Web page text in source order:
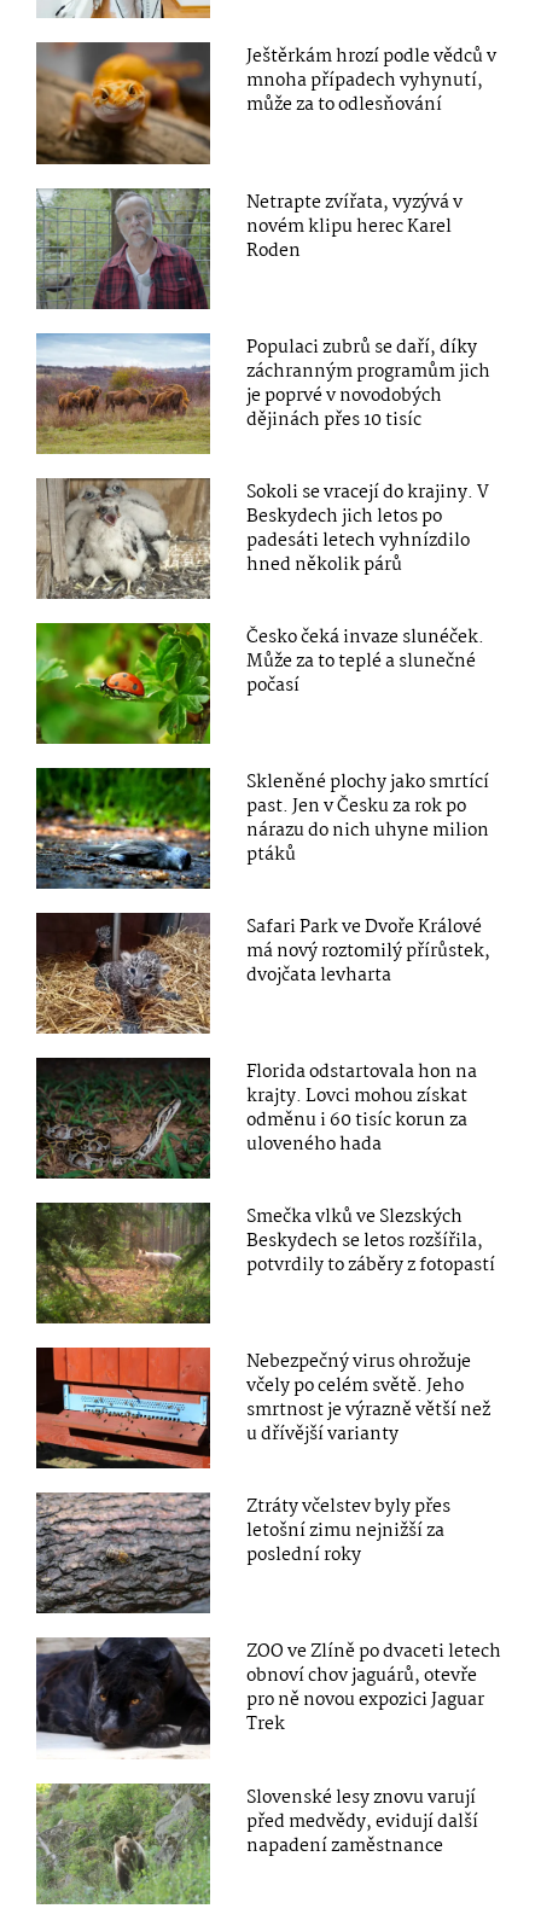
Ještěrkám hrozí podle vědců v
mnoha případech vyhynutí,
může za to odlesňování
Netrapte zvířata, vyzývá v
novém klipu herec Karel
Roden
Populaci zubrů se daří, díky
záchranným programům jich
je poprvé v novodobých
dějinách přes 10 tisíc
Sokoli se vracejí do krajiny. V
Beskydech jich letos po
padesáti letech vyhnízdilo
hned několik párů
Česko čeká invaze slunéček.
Může za to teplé a slunečné
počasí
Skleněné plochy jako smrtící
past. Jen v Česku za rok po
nárazu do nich uhyne milion
ptáků
Safari Park ve Dvoře Králové
má nový roztomilý přírůstek,
dvojčata levharta
Florida odstartovala hon na
krajty. Lovci mohou získat
odměnu i 60 tisíc korun za
uloveného hada
Smečka vlků ve Slezských
Beskydech se letos rozšířila,
potvrdily to záběry z fotopastí
Nebezpečný virus ohrožuje
včely po celém světě. Jeho
smrtnost je výrazně větší než
u dřívější varianty
Ztráty včelstev byly přes
letošní zimu nejnižší za
poslední roky
ZOO ve Zlíně po dvaceti letech
obnoví chov jaguárů, otevře
pro ně novou expozici Jaguar
Trek
Slovenské lesy znovu varují
před medvědy, evidují další
napadení zaměstnance